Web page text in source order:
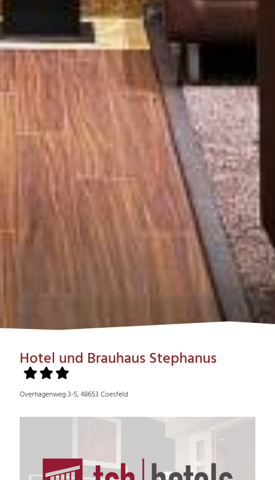
Hotel und Brauhaus Stephanus
Overhagenweg 3-5, 48653 Coesfeld